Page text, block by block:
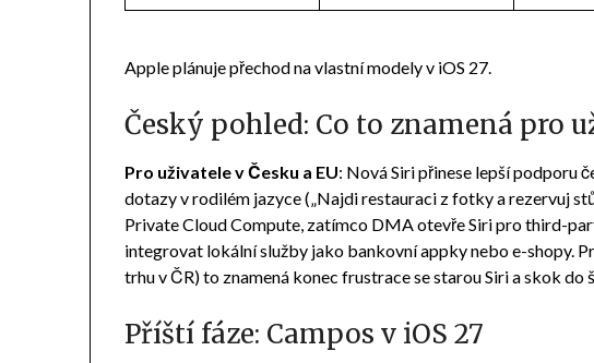
Apple plánuje přechod na vlastní modely v iOS 27.
Český pohled: Co to znamená pro
Pro uživatele v Česku a EU: Nová Siri přinese lepší podporu
dotazy v rodilém jazyce („Najdi restauraci z fotky a rezervuj
Private Cloud Compute, zatímco DMA otevře Siri pro third-
integrovat lokální služby jako bankovní appky nebo e-shopy.
trhu v ČR) to znamená konec frustrace se starou Siri a skok do
Příští fáze: Campos v iOS 27